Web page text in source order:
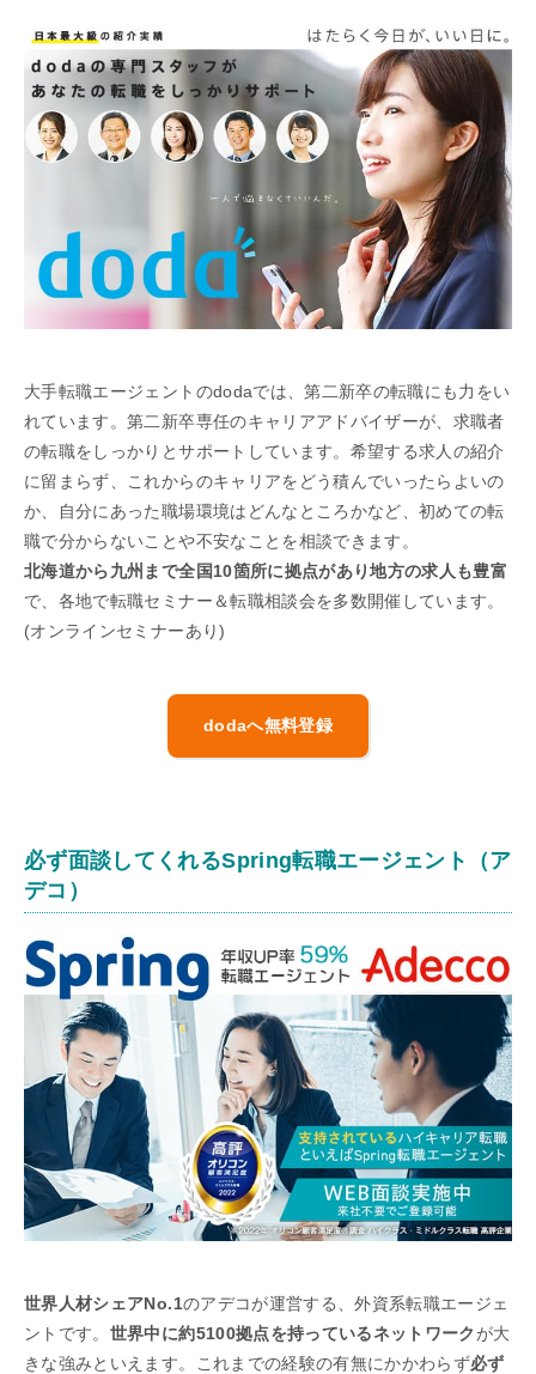
大手転職エージェントのdodaでは、第二新卒の転職にも力をい
れています。第二新卒専任のキャリアアドバイザーが、求職者
の転職をしっかりとサポートしています。希望する求人の紹介
に留まらず、これからのキャリアをどう積んでいったらよいの
か、自分にあった職場環境はどんなところかなど、初めての転
職で分からないことや不安なことを相談できます。
北海道から九州まで全国10箇所に拠点があり地方の求人も豊富
で、各地で転職セミナー＆転職相談会を多数開催しています。
(オンラインセミナーあり)
dodaへ無料登録
必ず面談してくれるSpring転職エージェント（ア
デコ）
世界人材シェアNo.1のアデコが運営する、外資系転職エージェ
ントです。 世界中に約5100拠点を持っているネットワーク が大
きな強みといえます。これまでの経験の有無にかかわらず必ず